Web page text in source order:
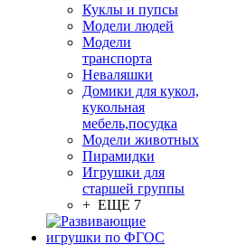
Куклы и пупсы
Модели людей
Модели
транспорта
Неваляшки
Домики для кукол,
кукольная
мебель,посудка
Модели животных
Пирамидки
Игрушки для
старшей группы
+ ЕЩЕ 7